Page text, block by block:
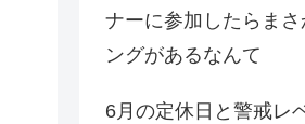
ナーに参加したらま
ングがあるなんて
6月の定休日と警戒レ